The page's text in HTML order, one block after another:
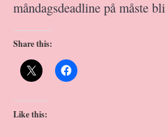
måndagsdeadline på måste
Share this:
Like this: